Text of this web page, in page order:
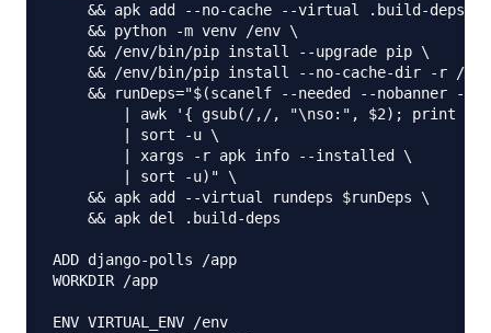
&& apk add --no-cache --virtual .build-deps
    && python -m venv /env \
    && /env/bin/pip install --upgrade pip \
&& /env/bin/pip install --no-cache-dir -r /
&& runDeps="$(scanelf --needed --nobanner --
| awk '{ gsub(/,/, "\nso:", $2); print
        | sort -u \
        | xargs -r apk info --installed \
        | sort -u)" \
    && apk add --virtual rundeps $runDeps \
    && apk del .build-deps
ADD django-polls /app
WORKDIR /app
ENV VIRTUAL_ENV /env